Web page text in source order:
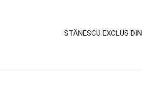
STĂNESCU EXCLUS